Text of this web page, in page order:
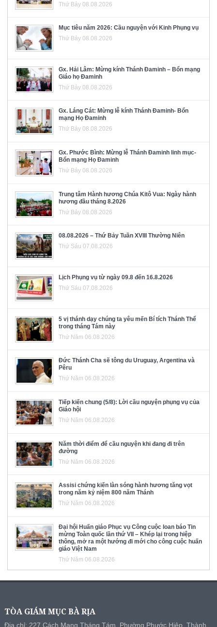
Thứ Bảy 08.08.2026
Mục tiêu năm 2026: Cầu nguyện với Kinh Phụng vụ
Thứ Bảy 08.08.2026
Gx. Hải Lâm: Mừng kính Thánh Đaminh – Bổn mạng
Giáo họ Đaminh
Thứ Bảy 08.08.2026
Gx. Láng Cát: Mừng lễ kính Thánh Đaminh- Bổn
mạng Họ Đaminh
Thứ Bảy 08.08.2026
Gx. Phước Bình: Mừng lễ Thánh Đaminh linh mục-
Bổn mạng Họ Đaminh
Thứ Bảy 08.08.2026
Trung tâm Hành hương Chúa Kitô Vua: Ngày hành
hương đầu tháng 8.2026
Thứ Bảy 08.08.2026
08.08.2026 – Thứ Bảy Tuần XVIII Thường Niên
Thứ Sáu 07.08.2026
Lịch Phụng vụ từ ngày 09.8 đến 16.8.2026
Thứ Sáu 07.08.2026
5 vị thánh dạy chúng ta yêu mến Bí tích Thánh Thể
trong tháng Tám này
Thứ Năm 06.08.2026
Đức Thánh Cha sẽ tông du Uruguay, Argentina và
Pêru
Thứ Năm 06.08.2026
Tiếp kiến chung (5/8): Lời cầu nguyện phụng vụ của
Giáo hội
Thứ Năm 06.08.2026
Năm thời điểm để cầu nguyện khi đang đi trên
đường
Thứ Năm 06.08.2026
Assisi chứng kiến làn sóng hành hương tăng vọt
trong năm kỷ niệm 800 năm Thánh
Thứ Năm 06.08.2026
Đại hội Huấn giáo Phục vụ Công cuộc loan báo Tin
mừng Toàn quốc lần thứ VII – Khép lại trong hiệp
thông, mở ra một hướng đi mới cho công cuộc huấn
giáo Việt Nam
Thứ Năm 06.08.2026
TÒA GIÁM MỤC BÀ RỊA
Địa chỉ: 227 Cách Mạng Tháng Tám, Phường Phước Hiệp, Thành